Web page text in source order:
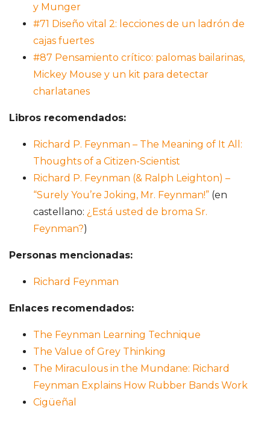
y Munger
#71 Diseño vital 2: lecciones de un ladrón de
cajas fuertes
#87 Pensamiento crítico: palomas bailarinas,
Mickey Mouse y un kit para detectar
charlatanes
Libros recomendados:
Richard P. Feynman – The Meaning of It All:
Thoughts of a Citizen-Scientist
Richard P. Feynman (& Ralph Leighton) –
“Surely You’re Joking, Mr. Feynman!” (en
castellano: ¿Está usted de broma Sr.
Feynman?)
Personas mencionadas:
Richard Feynman
Enlaces recomendados:
The Feynman Learning Technique
The Value of Grey Thinking
The Miraculous in the Mundane: Richard
Feynman Explains How Rubber Bands Work
Cigüeñal